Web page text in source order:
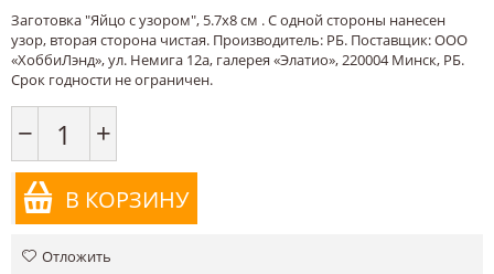
Заготовка "Яйцо с узором", 5.7х8 см . С одной стороны нанесен
узор, вторая сторона чистая. Производитель: РБ. Поставщик: ООО
«ХоббиЛэнд», ул. Немига 12а, галерея «Элатио», 220004 Минск, РБ.
Срок годности не ограничен.
− +
В КОРЗИНУ
Отложить